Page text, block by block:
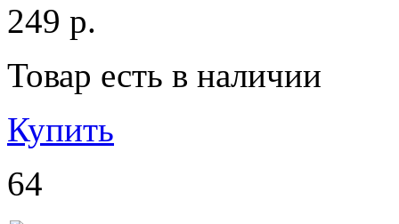
249 р.
Товар есть в наличии
Купить
64